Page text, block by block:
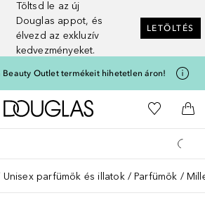
Töltsd le az új
Douglas appot, és
élvezd az exkluzív
kedvezményeket.
LETÖLTÉS
Beauty Outlet termékeit hihetetlen áron!
A Douglas Főoldalra
A
Unisex parfümök és illatok Parfümök